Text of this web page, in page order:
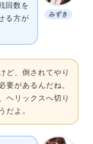
みずき
回数を
る方が
ど、倒されてやり
要があるんだね。
ヘリックスへ切り
だよ。